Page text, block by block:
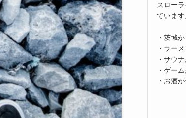
スロー
ています
・茨城
・ラー
・サウ
・ゲー
・お酒